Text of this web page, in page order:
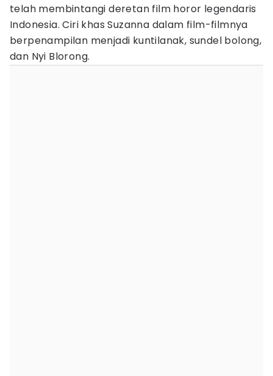
telah membintangi deretan film horor legendaris
Indonesia. Ciri khas Suzanna dalam film-filmnya
berpenampilan menjadi kuntilanak, sundel bolong,
dan Nyi Blorong.